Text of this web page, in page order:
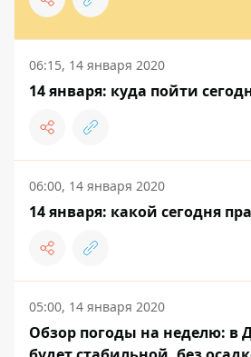
06:15, 14 января 2020
14 января: куда пойти
06:00, 14 января 2020
14 января: какой сегодня
05:00, 14 января 2020
Обзор погоды на неделю: в